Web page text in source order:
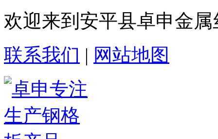
欢迎来到安平县卓申金
联系我们 | 网站地图